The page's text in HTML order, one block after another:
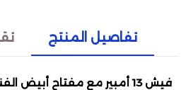
تفاصيل المنتج
فيش 13 أمبير مع مفتاح أبيض الفنار Alfanar